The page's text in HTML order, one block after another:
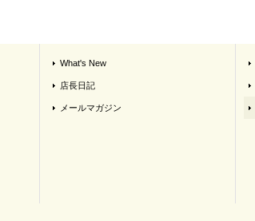
What's New
店長日記
メールマガジン